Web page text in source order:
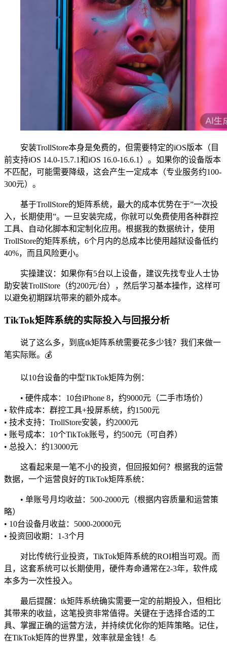
安装TrollStore本身是免费的，但需要特定的iOS版本（目
前支持iOS 14.0-15.7.1和iOS 16.0-16.6.1）。如果你的设备版本
不匹配，可能需要降级，这会产生一定成本（专业服务约100-
300元）。
基于TrollStore的矩阵系统，最大的成本优势在于”一次投
入，长期使用”。一旦安装完成，你就可以免费使用各种群控
工具、自动化脚本和定制化应用。根据我的数据统计，使用
TrollStore的矩阵系统，6个月内的总成本比使用越狱设备低约
40%，而且风险更小。
实操建议：如果你有5台以上设备，建议先找专业人士协
助安装TrollStore（约200元/台），然后学习基本操作，这样可
以避免初期踩坑带来的额外成本。
TikTok矩阵系统的实际投入与回报分析
说了这么多，到底tk矩阵系统需要花多少钱？我们来做一
笔实际账。💰
以10台设备的中型TikTok矩阵为例：
• 硬件成本：10台iPhone 8，约9000元（二手市场价）
• 软件成本：群控工具+投屏系统，约1500元
• 技术支持：TrollStore安装，约2000元
• 账号成本：10个TikTok账号，约500元（可自养）
• 总投入：约13000元
这看起来是一笔不小的投资，但回报如何？根据我的运营
数据，一个运营良好的TikTok矩阵系统：
• 单账号月均收益：500-2000元（根据内容质量和运营策
略）
• 10台设备月收益：5000-20000元
• 投资回收期：1-3个月
对比传统行业投资，TikTok矩阵系统的ROI相当可观。而
且，这套系统可以长期使用，硬件寿命通常在2-3年，软件成
本多为一次性投入。
最后提醒：tk矩阵系统确实需要一定的前期投入，但相比
其带来的收益，这笔投资非常值得。关键在于选择合适的工
具、掌握正确的运营方法，并持续优化你的矩阵策略。记住，
在TikTok矩阵的世界里，效率就是金钱！💪